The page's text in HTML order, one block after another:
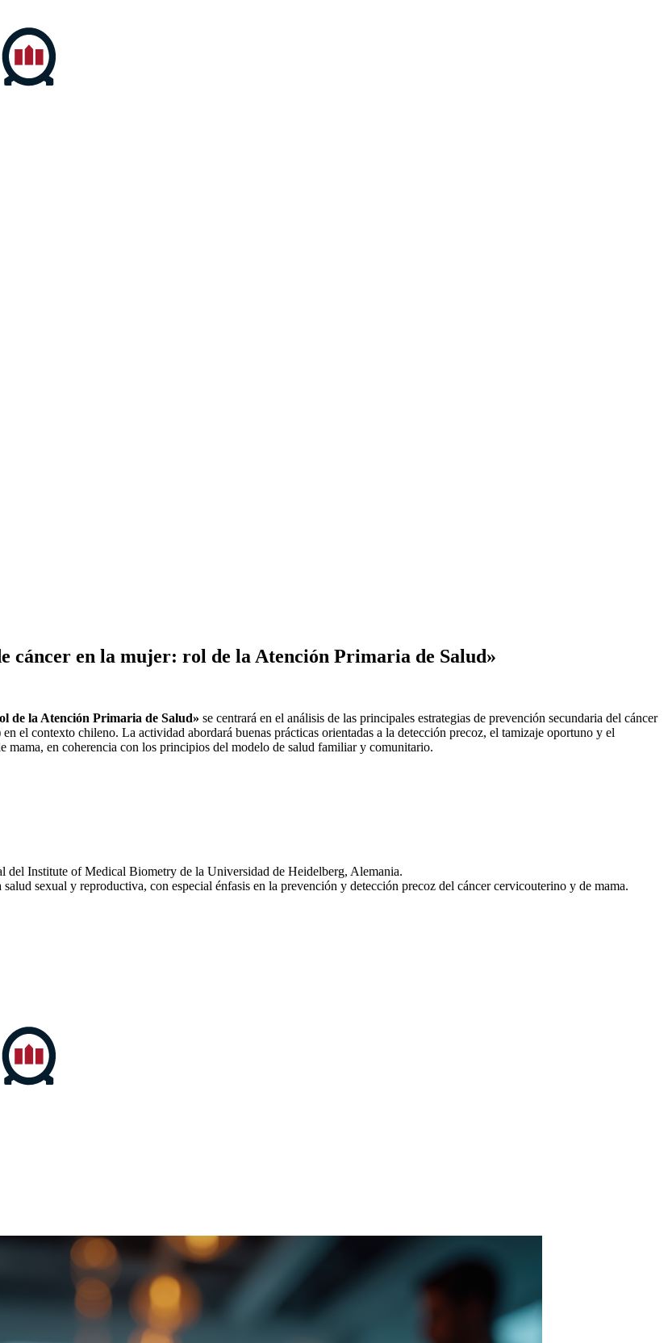
cáncer en la mujer: rol de la Atención Primaria de Salud»
de la Atención Primaria de Salud» se centrará en el análisis de las principales estrategias de prevención secundaria del cáncer
el contexto chileno. La actividad abordará buenas prácticas orientadas a la detección precoz, el tamizaje oportuno y el
en coherencia con los principios del modelo de salud familiar y comunitario.
del Institute of Medical Biometry de la Universidad de Heidelberg, Alemania.
sexual y reproductiva, con especial énfasis en la prevención y detección precoz del cáncer cervicouterino y de mama.